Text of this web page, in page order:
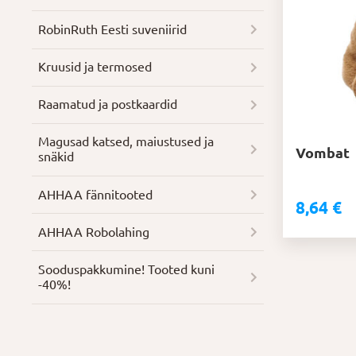
Vombat
8,64 €
RobinRuth Eesti suveniirid
Kruusid ja termosed
Raamatud ja postkaardid
Magusad katsed, maiustused ja
snäkid
AHHAA fännitooted
AHHAA Robolahing
Soodus­pakkumine! Tooted kuni
-40%!